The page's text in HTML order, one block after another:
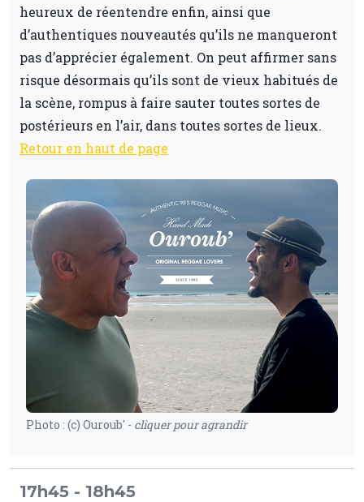
heureux de réentendre enfin, ainsi que
d’authentiques nouveautés qu’ils ne manqueront
pas d’apprécier également. On peut affirmer sans
risque désormais qu’ils sont de vieux habitués de
la scène, rompus à faire sauter toutes sortes de
postérieurs en l’air, dans toutes sortes de lieux.
Retour en haut de page
Photo : (c) Ouroub' - cliquer pour agrandir
17h45 - 18h45